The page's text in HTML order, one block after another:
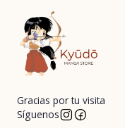
Gracias por tu visita
Síguenos